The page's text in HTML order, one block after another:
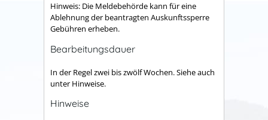
Hinweis: Die Meldebehörde kann für eine
Ablehnung der beantragten Auskunftssperre
Gebühren erheben.
Bearbeitungsdauer
In der Regel zwei bis zwölf Wochen. Siehe auch
unter Hinweise.
Hinweise